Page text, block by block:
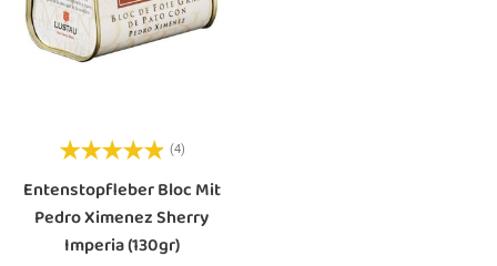
(4)
Entenstopfleber Bloc Mit
Pedro Ximenez Sherry
Imperia (130gr)